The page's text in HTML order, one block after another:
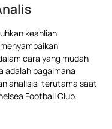
keahlian
cara yang mudah
adalah bagaimana
analisis, terutama saat
Football Club.